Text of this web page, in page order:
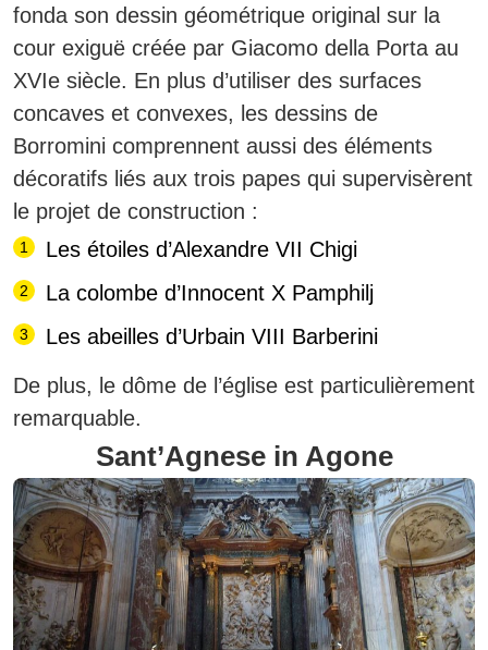
fonda son dessin géométrique original sur la
cour exiguë créée par Giacomo della Porta au
XVIe siècle. En plus d’utiliser des surfaces
concaves et convexes, les dessins de
Borromini comprennent aussi des éléments
décoratifs liés aux trois papes qui supervisèrent
le projet de construction :
Les étoiles d’Alexandre VII Chigi
La colombe d’Innocent X Pamphilj
Les abeilles d’Urbain VIII Barberini
De plus, le dôme de l’église est particulièrement
remarquable.
Sant’Agnese in Agone